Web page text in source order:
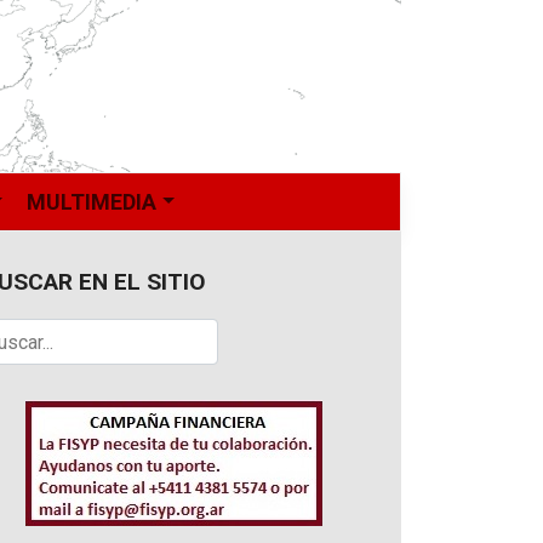
MULTIMEDIA
EN EL SITIO